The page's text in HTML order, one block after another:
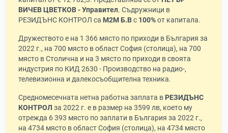
ВИЧЕВ ЦВЕТКОВ - Управител. Съдружници в
РЕЗИДЪНС КОНТРОЛ са М2М Б.Вс 100%от капитала.
Дружеството е на 1 366 място по приходи в България за
2022 г., на 700 място в област София (столица), на 700
място в Столична и на 3 място по приходи в своята
индустрия по КИД 2630 - Производство на радио-,
телевизионна и далекосъобщителна техника.
Средномесечната нетна работна заплата в РЕЗИДЪНС
КОНТРОЛ за 2022 г. е в размер на 3599 лв, което му
отрежда 6 393 място по заплати в България за 2022 г.,
на 4734 място в област София (столица), на 4734 място